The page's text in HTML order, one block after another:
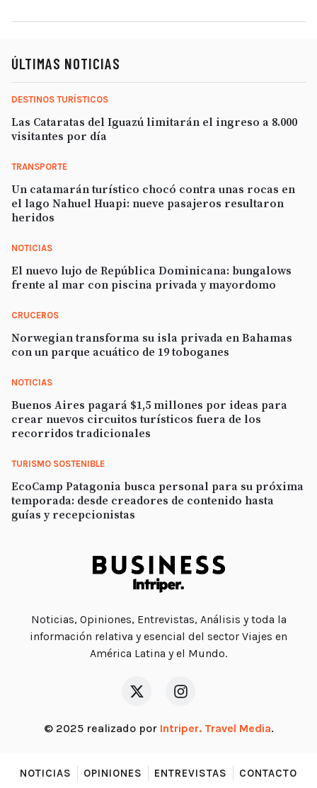
Noticias, Opiniones, Entrevistas, Análisis y toda la
información relativa y esencial del sector Viajes en
América Latina y el Mundo.
© 2025 realizado por Intriper. Travel Media.
ÚLTIMAS NOTICIAS
DESTINOS TURÍSTICOS
Las Cataratas del Iguazú limitarán el ingreso a 8.000
visitantes por día
TRANSPORTE
Un catamarán turístico chocó contra unas rocas en
el lago Nahuel Huapi: nueve pasajeros resultaron
heridos
NOTICIAS
El nuevo lujo de República Dominicana: bungalows
frente al mar con piscina privada y mayordomo
CRUCEROS
Norwegian transforma su isla privada en Bahamas
con un parque acuático de 19 toboganes
NOTICIAS
Buenos Aires pagará $1,5 millones por ideas para
crear nuevos circuitos turísticos fuera de los
recorridos tradicionales
TURISMO SOSTENIBLE
EcoCamp Patagonia busca personal para su próxima
temporada: desde creadores de contenido hasta
guías y recepcionistas
NOTICIAS OPINIONES ENTREVISTAS CONTACTO